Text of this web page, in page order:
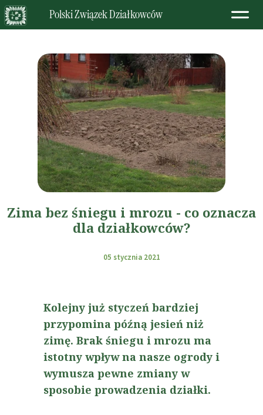
Polski Związek Działkowców
05 stycznia 2021
Zima bez śniegu i mrozu - co oznacza
dla działkowców?
Kolejny już styczeń bardziej
przypomina późną jesień niż
zimę. Brak śniegu i mrozu ma
istotny wpływ na nasze ogrody i
wymusza pewne zmiany w
sposobie prowadzenia działki.